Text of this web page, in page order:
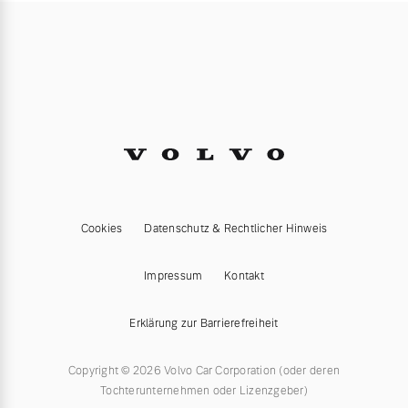
Cookies Datenschutz & Rechtlicher Hinweis
Impressum Kontakt
Erklärung zur Barrierefreiheit
Copyright © 2026 Volvo Car Corporation (oder deren
Tochterunternehmen oder Lizenzgeber)